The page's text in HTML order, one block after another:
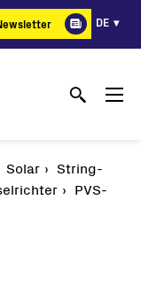
DE
Solar
String-
PVS-